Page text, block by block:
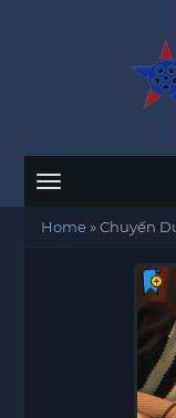
Menu
Home»Chuyến